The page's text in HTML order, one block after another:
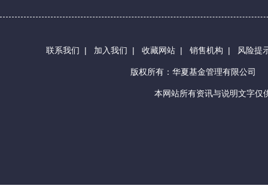
联系我们 | 加入我们 | 收藏网站 | 销售机构 | 风险提
版权所有：华夏基金管理有限公司
本网站所有资讯与说明文字仅